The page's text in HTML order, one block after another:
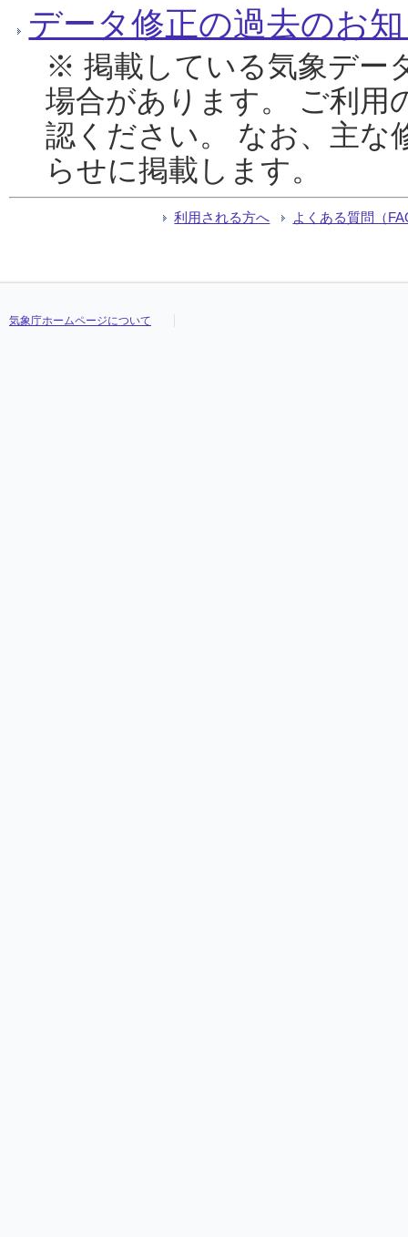
データ修正の過去のお
※ 掲載している気象デー
場合があります。 ご利用
認ください。 なお、主な
らせに掲載します。
利用される方へ よくある質問（
気象庁ホームページについて